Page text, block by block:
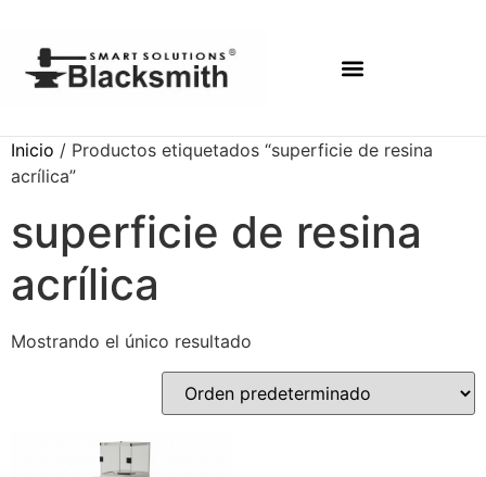
Inicio / Productos etiquetados “superficie de resina
acrílica”
superficie de resina
acrílica
Mostrando el único resultado